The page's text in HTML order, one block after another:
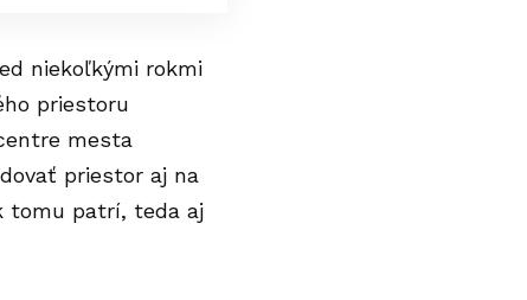
niekoľkými rokmi
priestoru
mesta
priestor aj na
tomu patrí, teda aj